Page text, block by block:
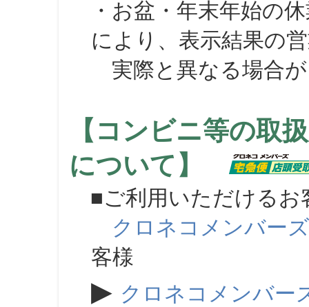
・お盆・年末年始の
により、表示結果の
実際と異なる場合が
【コンビニ等の取
について】
■ご利用いただけるお
クロネコメンバーズ
客様
▶ クロネコメンバー